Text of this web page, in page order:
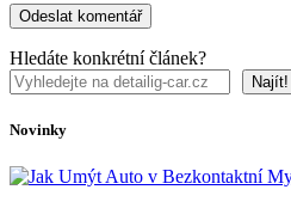
Hledáte konkrétní článek?
Najít!
Novinky